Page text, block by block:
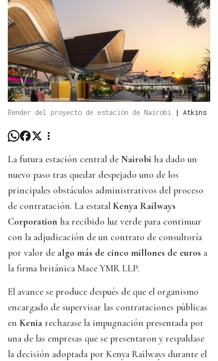
Render del proyecto de estación de Nairobi | Atkins
La futura estación central de Nairobi ha dado un
nuevo paso tras quedar despejado uno de los
principales obstáculos administrativos del proceso
de contratación. La estatal Kenya Railways
Corporation ha recibido luz verde para continuar
con la adjudicación de un contrato de consultoría
por valor de algo más de cinco millones de euros a
la firma británica Mace YMR LLP.
El avance se produce después de que el organismo
encargado de supervisar las contrataciones públicas
en Kenia rechazase la impugnación presentada por
una de las empresas que se presentaron y respaldase
la decisión adoptada por Kenya Railways durante el